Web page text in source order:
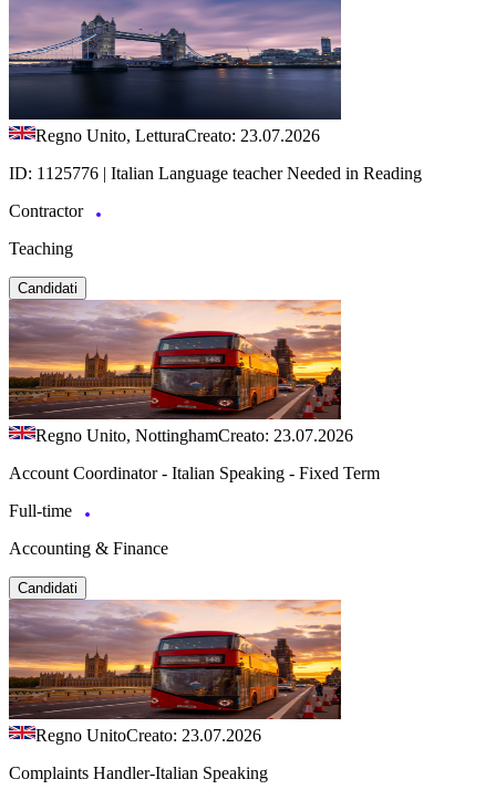
Regno Unito, LetturaCreato: 23.07.2026
ID: 1125776 | Italian Language teacher Needed in Reading
Contractor
Teaching
Candidati
Regno Unito, NottinghamCreato: 23.07.2026
Account Coordinator - Italian Speaking - Fixed Term
Full-time
Accounting & Finance
Candidati
Regno UnitoCreato: 23.07.2026
Complaints Handler-Italian Speaking